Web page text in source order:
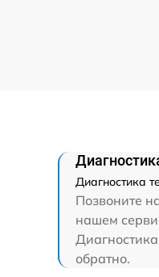
Диагностика
Позвоните
нашем
обратно.